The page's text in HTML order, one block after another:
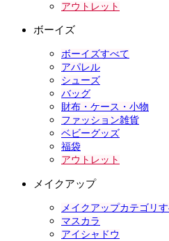
アウトレット
ボーイズ
ボーイズすべて
アパレル
シューズ
バッグ
財布・ケース・小物
ファッション雑貨
ベビーグッズ
福袋
アウトレット
メイクアップ
メイクアップカテゴリ
マスカラ
アイシャドウ